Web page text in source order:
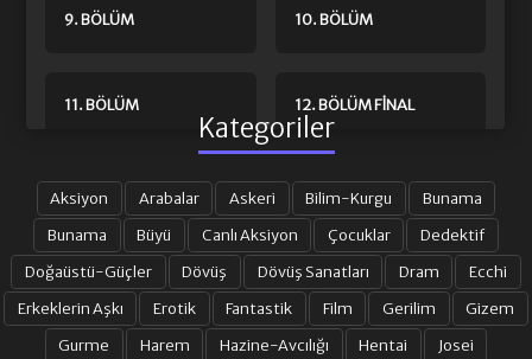
9. BÖLÜM 10. BÖLÜM
11. BÖLÜM 12. BÖLÜM FINAL
Kategoriler
Aksiyon Arabalar Askeri Bilim-Kurgu
Bunama
Bunama
Büyü Canlı Aksiyon Çocuklar
Dedektif
Doğaüstü-Güçler
Dövüş Dövüş Sanatları Dram
Ecchi
Erkeklerin Aşkı
Erotik Fantastik Film Gerilim
Gizem
Gurme
Harem Hazine-Avcılığı Hentai Josei